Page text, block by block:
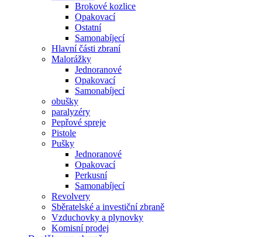
Brokové kozlice
Opakovací
Ostatní
Samonabíjecí
Hlavní části zbraní
Malorážky
Jednoranové
Opakovací
Samonabíjecí
obušky
paralyzéry
Pepřové spreje
Pistole
Pušky
Jednoranové
Opakovací
Perkusní
Samonabíjecí
Revolvery
Sběratelské a investiční zbraně
Vzduchovky a plynovky
Komisní prodej